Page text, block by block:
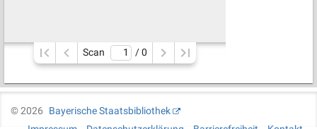
Scan / 0
©2026
Bayerische Staatsbibliothek